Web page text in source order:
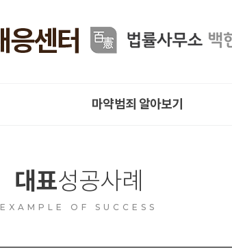
마약범죄 알아보기
대표성공사례
EXAMPLE OF SUCCESS